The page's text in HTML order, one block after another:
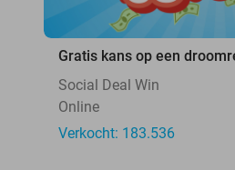
Gratis kans op een
Social Deal Win
Online
Verkocht: 183.536